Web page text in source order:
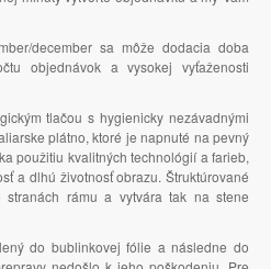
december sa môže dodacia doba
objednávok a vysokej vyťaženosti
tlačou s hygienicky nezávadnými
plátno, ktoré je napnuté na pevný
použitiu kvalitných technológií a farieb,
a dlhú životnosť obrazu. Štruktúrované
rámu a vytvára tak na stene
do bublinkovej fólie a následne do